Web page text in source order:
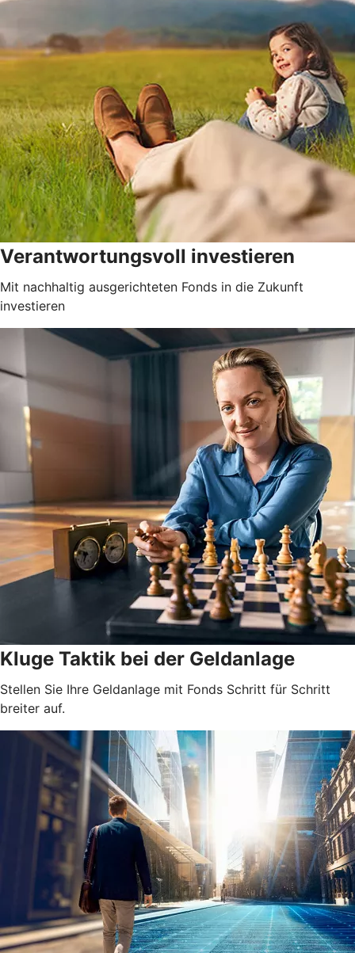
Verantwortungsvoll investieren
Mit nachhaltig ausgerichteten Fonds in die Zukunft
investieren
Kluge Taktik bei der Geldanlage
Stellen Sie Ihre Geldanlage mit Fonds Schritt für Schritt
breiter auf.